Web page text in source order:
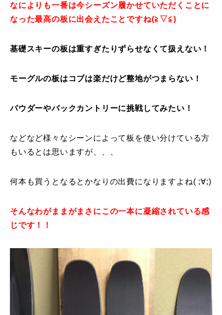
お申し込みについて
Online Store
コブ斜面の滑り方解説動画
Movie
無料プレゼント動画
プレゼント付メルマガ
常時メルマガ
お問合せ 特定商取引法に基づく表記 プライバシーポリシー
なによりも一番は今シーズン履かせていただくことに
なった最高の板に出会えたことですね(≧▽≦)
基礎スキーの板は重すぎたりずらせなくて扱えない！
モーグルの板はコブは楽だけど整地がつまらない！
パウダーやバックカントリーに挑戦してみたい！
などなど様々なシーンによって板を使い分けている方
もいるとは思いますが、、、
何本も買うとなるとかなりの出費になりますよね( ;∀;)
そんなわがままがまさにこの一本に凝縮されている感
じです！！